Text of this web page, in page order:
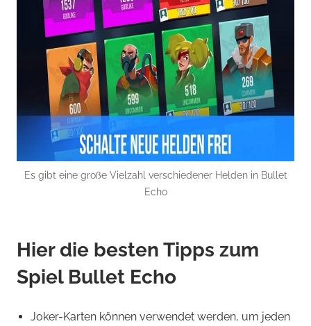
Es gibt eine große Vielzahl verschiedener Helden in Bullet
Echo
Hier die besten Tipps zum
Spiel Bullet Echo
Joker-Karten können verwendet werden, um jeden